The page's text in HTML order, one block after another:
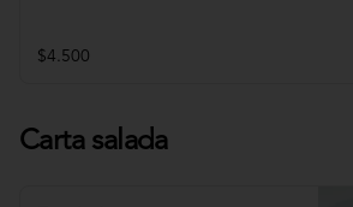
$4.500
Carta salada